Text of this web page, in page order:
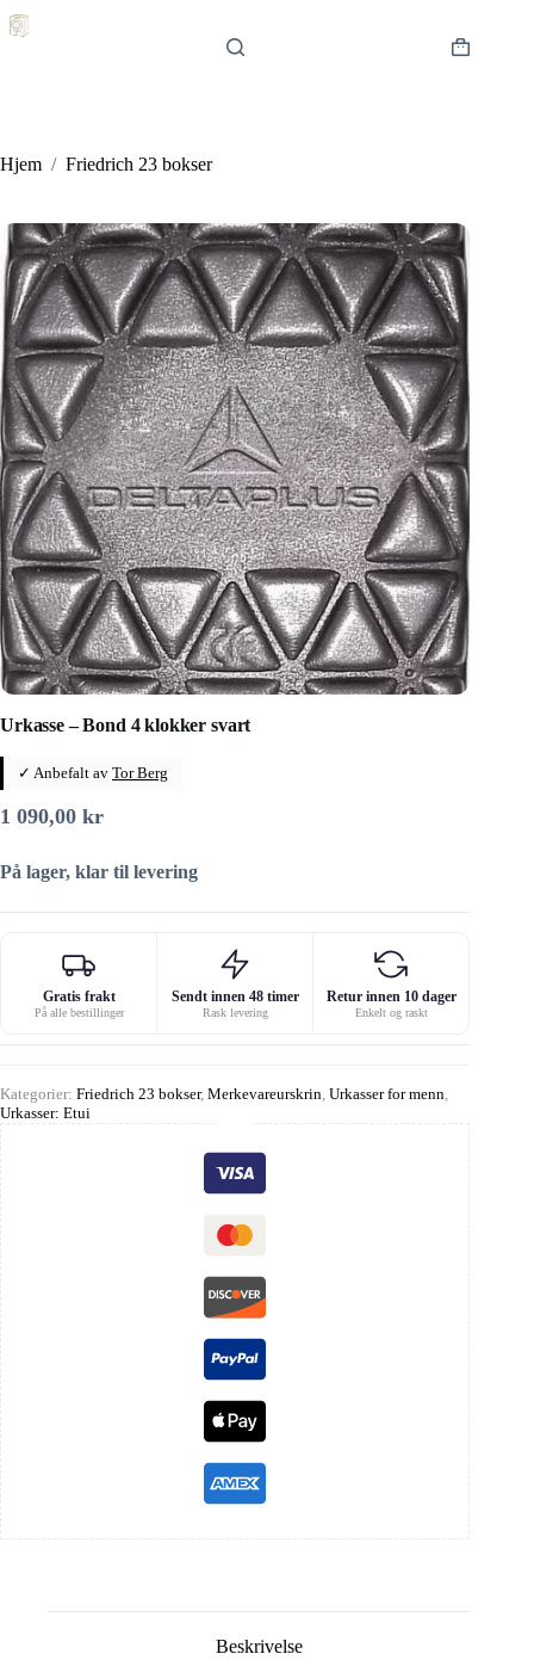
til
Hjem / Friedrich 23 bokser
Urkasse – Bond 4 klokker svart
✓ Anbefalt av Tor Berg
1 090,00 kr
På lager, klar til levering
Gratis frakt
På alle bestillinger
Sendt innen 48 timer
Rask levering
Retur innen 10 dager
Enkelt og raskt
Kategorier: Friedrich 23 bokser, Merkevareurskrin Urkasser for menn
Urkasser: Etui
Beskrivelse